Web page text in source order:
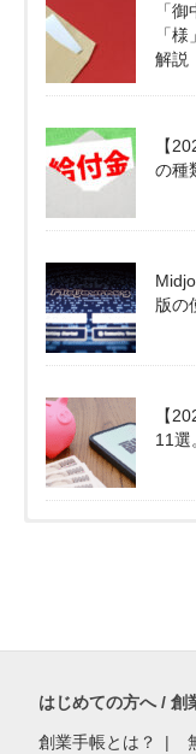
「
「
解説
【
の種
版の
【
11選
はじめての方へ / 創
創業手帳とは？